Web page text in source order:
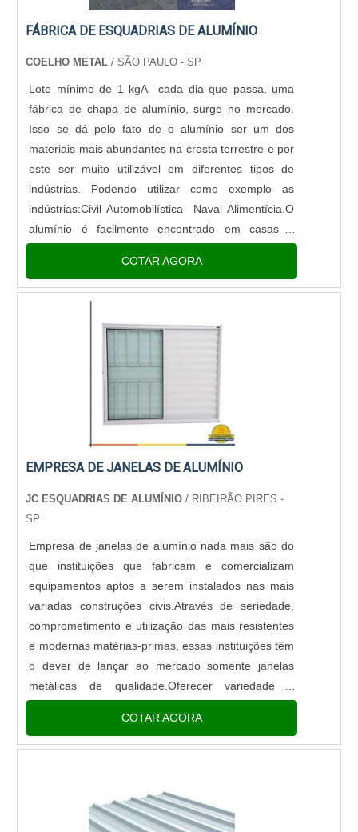
FÁBRICA DE ESQUADRIAS DE ALUMÍNIO
COELHO METAL / SÃO PAULO - SP
Lote mínimo de 1 kgA cada dia que passa, uma
fábrica de chapa de alumínio, surge no mercado.
Isso se dá pelo fato de o alumínio ser um dos
materiais mais abundantes na crosta terrestre e por
este ser muito utilizável em diferentes tipos de
indústrias. Podendo utilizar como exemplo as
indústrias:Civil Automobilística Naval Alimentícia.O
alumínio é facilmente encontrado em casas e
e maçanetas po....
COTAR AGORA
EMPRESA DE JANELAS DE ALUMÍNIO
JC ESQUADRIAS DE ALUMÍNIO / RIBEIRÃO PIRES -
SP
Empresa de janelas de alumínio nada mais são do
que instituições que fabricam e comercializam
equipamentos aptos a serem instalados nas mais
variadas construções civis.Através de seriedade,
comprometimento e utilização das mais resistentes
e modernas matérias-primas, essas instituições têm
o dever de lançar ao mercado somente janelas
metálicas de qualidade.Oferecer variedade e
janelas de ponta principalmente no que diz respeito
COTAR AGORA